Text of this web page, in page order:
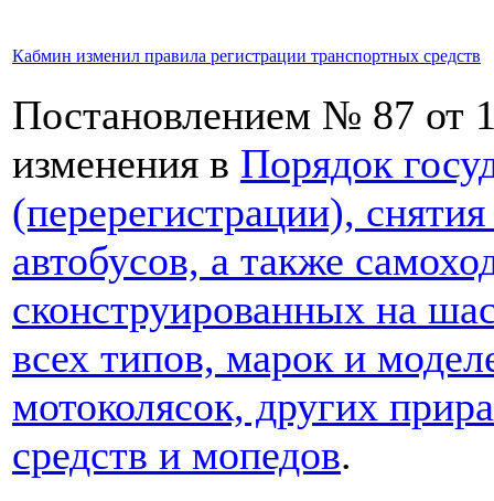
Кабмин изменил правила регистрации транспортных средств
Постановлением № 87 от
изменения в Порядок
(перерегистрации),
автобусов, а также
сконструированных на
всех типов, марок и
мотоколясок, других
средств и мопедов.